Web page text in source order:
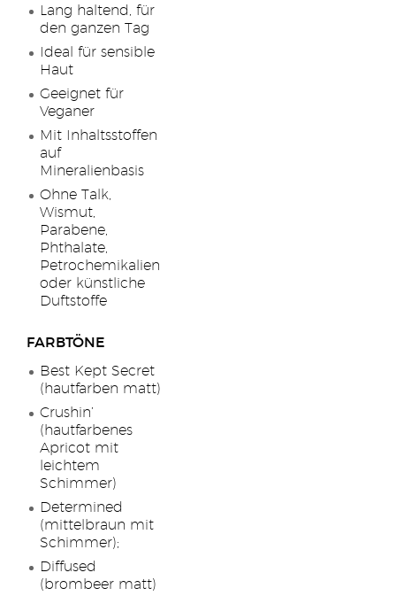
Lang haltend, für
den ganzen Tag
Ideal für sensible
Haut
Geeignet für
Veganer
Mit Inhaltsstoffen
auf
Mineralienbasis
Ohne Talk,
Wismut,
Parabene,
Phthalate,
Petrochemikalien
oder künstliche
Duftstoffe
FARBTÖNE
Best Kept Secret
(hautfarben matt)
Crushin’
(hautfarbenes
Apricot mit
leichtem
Schimmer)
Determined
(mittelbraun mit
Schimmer);
Diffused
(brombeer matt)